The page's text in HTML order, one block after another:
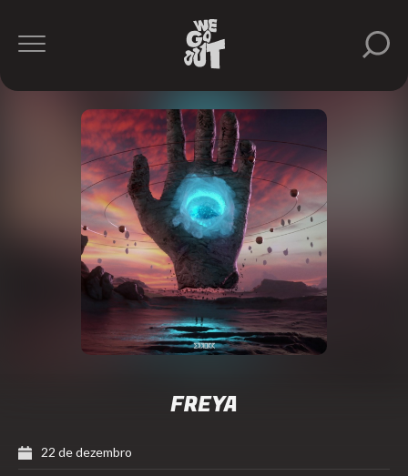
FREYA
22 de dezembro